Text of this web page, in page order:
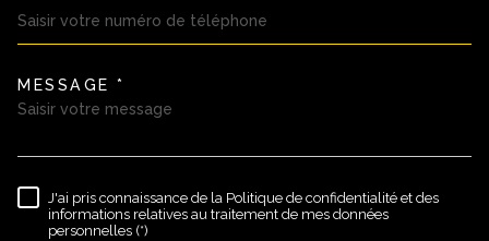
MESSAGE *
RÈGLEMENTATION
J'ai pris connaissance de la Politique de confidentialité et des
informations relatives au traitement de mes données
personnelles (*)